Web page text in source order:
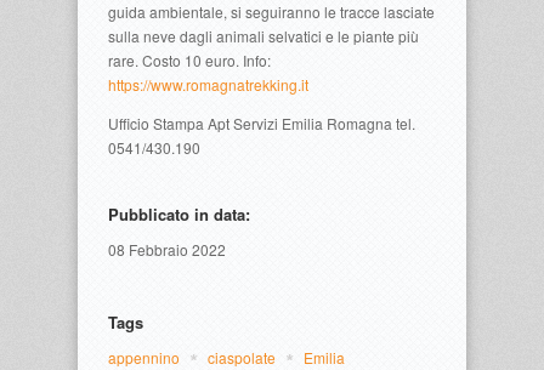
guida ambientale, si seguiranno le tracce lasciate
sulla neve dagli animali selvatici e le piante più
rare. Costo 10 euro. Info:
https://www.romagnatrekking.it
Ufficio Stampa Apt Servizi Emilia Romagna tel.
0541/430.190
Pubblicato in data:
08 Febbraio 2022
Tags
appennino ciaspolate
Emilia